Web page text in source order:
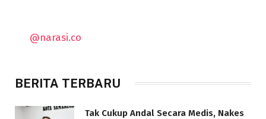
@narasi.co
BERITA TERBARU
Tak Cukup Andal Secara Medis, Nakes